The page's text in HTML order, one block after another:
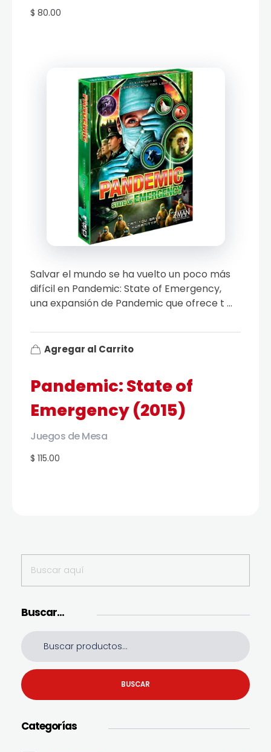
$ 80.00
Pandemic: State of
Emergency (2015)
$ 115.00
Juegos de Mesa
Salvar el mundo se ha vuelto un poco más
difícil en Pandemic: State of Emergency,
una expansión de Pandemic que ofrece t ...
Agregar al Carrito
Buscar…
BUSCAR
Categorías